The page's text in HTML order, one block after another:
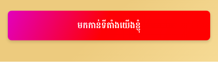
មកកាន់ទីតាំងយើងខ្ញុំ